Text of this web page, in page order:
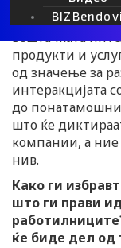
BIZBendovi
Innovation се
вештачката
продукти и
од значење за
интеракцијата
до
што ќе
компании, а ние
нив.
Како ги
што ги прави
ќе биде дел од